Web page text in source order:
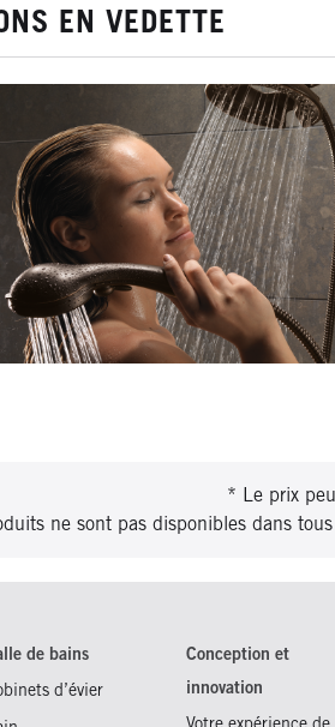
EN VEDETTE
* Le prix
ne sont pas disponibles dans
de bains
d’évier
Conception et
innovation
Votre expérience de